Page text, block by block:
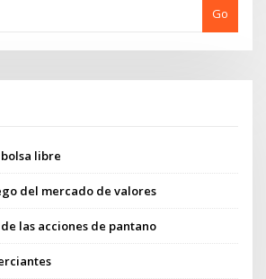
Go
libre
del mercado de valores
las acciones de pantano